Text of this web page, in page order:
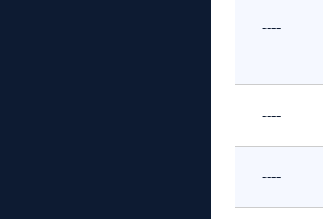
----
----
----